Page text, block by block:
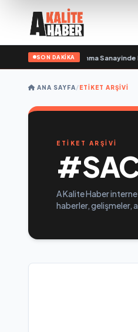
SON DAKİKA
Açıkladı ve Savunma Sanayinde
ANA SAYFA/ETIKET ARŞIVI
ETİKET ARŞİVİ
A Kalite Haber
haberler, gelişmeler,